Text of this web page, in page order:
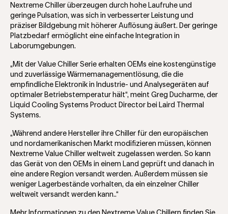
Nextreme Chiller überzeugen durch hohe Laufruhe und
geringe Pulsation, was sich in verbesserter Leistung und
präziser Bildgebung mit höherer Auflösung äußert. Der geringe
Platzbedarf ermöglicht eine einfache Integration in
Laborumgebungen.
„Mit der Value Chiller Serie erhalten OEMs eine kostengünstige
und zuverlässige Wärmemanagementlösung, die die
empfindliche Elektronik in Industrie- und Analysegeräten auf
optimaler Betriebstemperatur hält“, meint Greg Ducharme, der
Liquid Cooling Systems Product Director bei Laird Thermal
Systems.
„Während andere Hersteller ihre Chiller für den europäischen
und nordamerikanischen Markt modifizieren müssen, können
Nextreme Value Chiller weltweit zugelassen werden. So kann
das Gerät von den OEMs in einem Land geprüft und danach in
eine andere Region versandt werden. Außerdem müssen sie
weniger Lagerbestände vorhalten, da ein einzelner Chiller
weltweit versandt werden kann..“